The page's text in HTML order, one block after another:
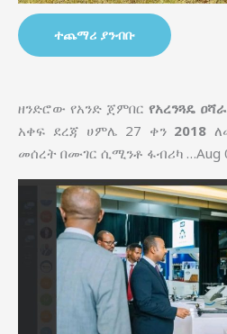
ተጨማሪ ያንብቡ
ዘንድሮው የአንድ ጀምበር የአረንጓዴ ዐሻራ
አቀፍ ደረጃ ሀምሌ 27 ቀን 2018
መሰረት በሙገር ሲሚንቶ ፋብሪካ …Aug